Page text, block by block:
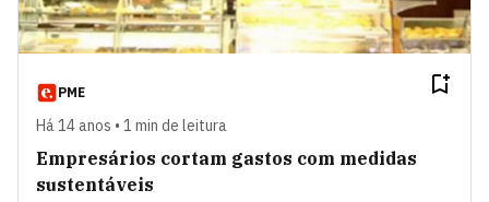
PME
Há 14 anos • 1 min de leitura
Empresários cortam gastos com medidas
sustentáveis